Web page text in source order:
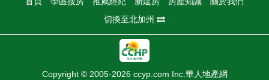
切換至北加州
Copyright © 2005-2026 ccyp.com Inc.華人地產網